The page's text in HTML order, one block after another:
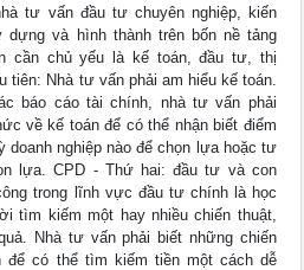
tư vấn đầu tư chuyên nghiệp, kiến
và hình thành trên bốn nề tảng
cần chủ yếu là kế toán, đầu tư, thị
tiên: Nhà tư vấn phải am hiểu kế toán.
báo cáo tài chính, nhà tư vấn phải
về kế toán để có thể nhận biết điểm
doanh nghiệp nào để chọn lựa hoặc tư
lựa. CPD - Thứ hai: đầu tư và con
trong lĩnh vực đầu tư chính là học
tìm kiếm một hay nhiều chiến thuật,
Nhà tư vấn phải biết những chiến
để có thể tìm kiếm tiền một cách dễ